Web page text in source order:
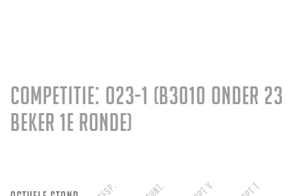
Competitie: O23-1 (B3010 Onder 23
beker 1e ronde)
Gesp. Punt. DPT V DPT T